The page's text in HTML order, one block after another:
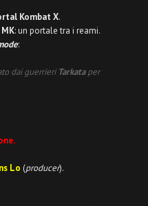
Kombat X.
MK: un portale tra i reami.
:
dai guerrieriTarkataper
Lo (producer).